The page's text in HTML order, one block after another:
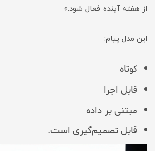
از هفته آینده فعال شود.»
این مدل پیام:
کوتاه
قابل اجرا
مبتنی بر داده
قابل تصمیم‌گیری است.